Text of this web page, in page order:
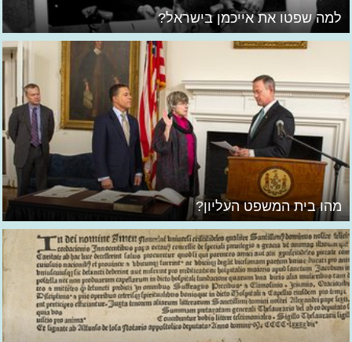
למה שפטו את אייכמן בישראל?
מהו בית המשפט העליון?